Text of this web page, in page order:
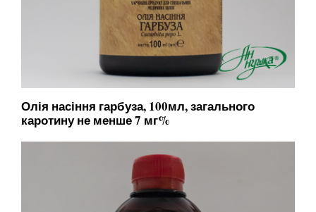
Олія насіння гарбуза, 100мл, загального
каротину не менше 7 мг%